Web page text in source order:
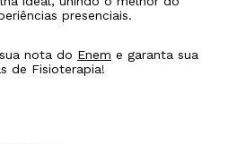
presenciais.
nota do Enem e garanta sua
de Fisioterapia!